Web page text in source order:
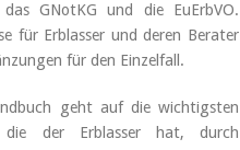
GNotKG und die EuErbVO.
für Erblasser und deren Berater
für den Einzelfall.
geht auf die wichtigsten
die der Erblasser hat, durch